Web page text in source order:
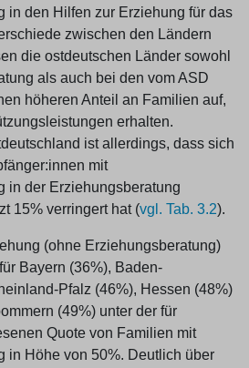
in den Hilfen zur Erziehung für das
zwischen den Ländern
die ostdeutschen Länder sowohl
als auch bei den vom ASD
höheren Anteil an Familien auf,
erhalten.
ist allerdings, dass sich
mit
in der Erziehungsberatung
15% verringert hat (vgl. Tab. 3.2).
(ohne Erziehungsberatung)
Bayern (36%), Baden-
Pfalz (46%), Hessen (48%)
(49%) unter der für
Quote von Familien mit
in Höhe von 50%. Deutlich über